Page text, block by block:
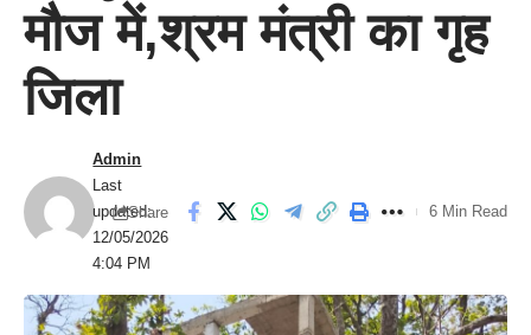
मौज में,श्रम मंत्री का गृह
जिला
Last
updated:
12/05/2026
4:04 PM
Admin
Share 6 Min Read